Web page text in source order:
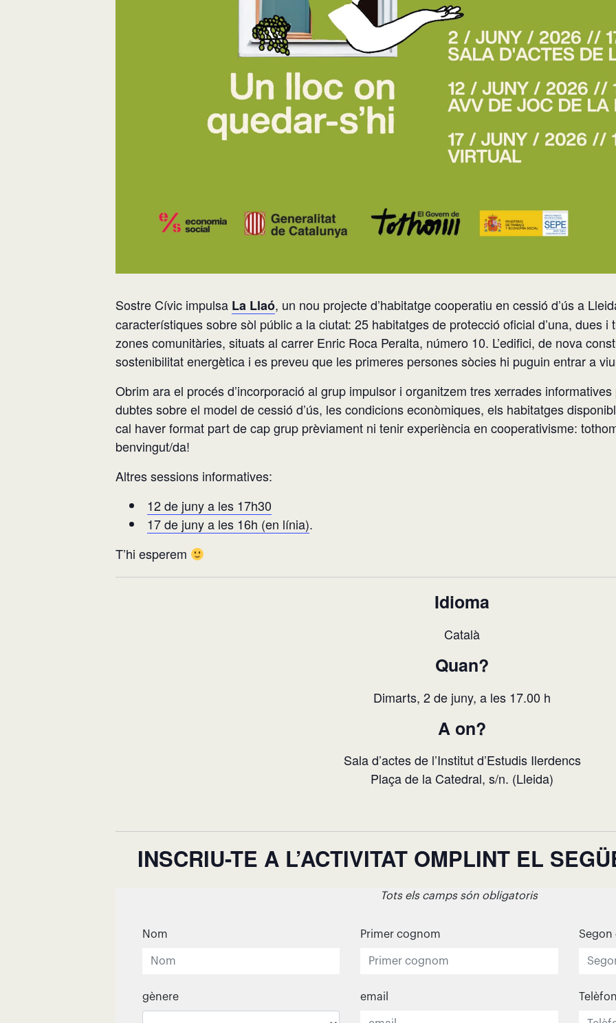
Sostre Cívic impulsa La Llaó, un nou projecte d’habitatge cooperatiu en cessió d’ús a
característiques sobre sòl públic a la ciutat: 25 habitatges de protecció oficial d’una, dues
zones comunitàries, situats al carrer Enric Roca Peralta, número 10. L’edifici, de nova
sostenibilitat energètica i es preveu que les primeres persones sòcies hi puguin entrar a
Obrim ara el procés d’incorporació al grup impulsor i organitzem tres xerrades
dubtes sobre el model de cessió d’ús, les condicions econòmiques, els habitatges
cal haver format part de cap grup prèviament ni tenir experiència en cooperativisme:
benvingut/da!
Altres sessions informatives:
12 de juny a les 17h30
17 de juny a les 16h (en línia).
T’hi esperem
Idioma
Català
Quan?
Dimarts, 2 de juny, a les 17.00 h
A on?
Sala d’actes de l’Institut d’Estudis Ilerdencs
Plaça de la Catedral, s/n. (Lleida)
INSCRIU-TE A L’ACTIVITAT OMPLINT EL